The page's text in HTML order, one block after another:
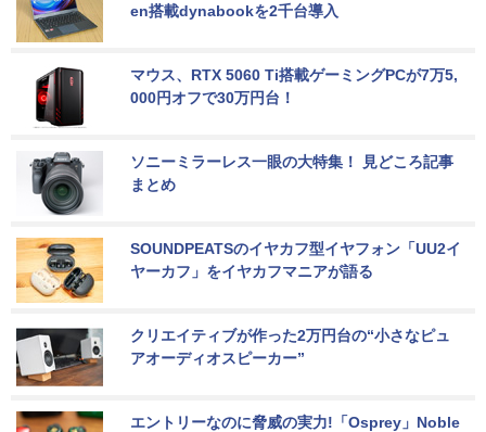
en搭載dynabookを2千台導入
マウス、RTX 5060 Ti搭載ゲーミングPCが7万5,
000円オフで30万円台！
ソニーミラーレス一眼の大特集！ 見どころ記事
まとめ
SOUNDPEATSのイヤカフ型イヤフォン「UU2イ
ヤーカフ」をイヤカフマニアが語る
クリエイティブが作った2万円台の“小さなピュ
アオーディオスピーカー”
エントリーなのに脅威の実力!「Osprey」Noble